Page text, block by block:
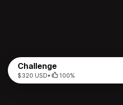
Challenge
$320 USD• 100%